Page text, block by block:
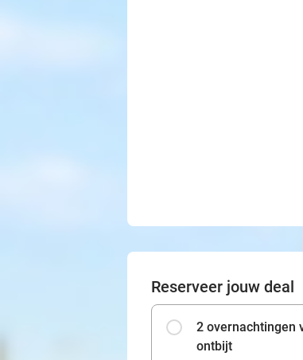
Reserveer jouw deal
2 overnachtingen
ontbijt